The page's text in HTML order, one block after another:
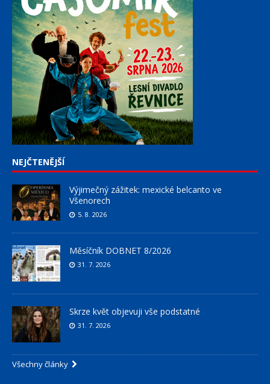
NEJČTENĚJŠÍ
Výjimečný zážitek: mexické belcanto ve
Všenorech
5. 8. 2026
Měsíčník DOBNET 8/2026
31. 7. 2026
Skrze květ objevuji vše podstatné
31. 7. 2026
Všechny články